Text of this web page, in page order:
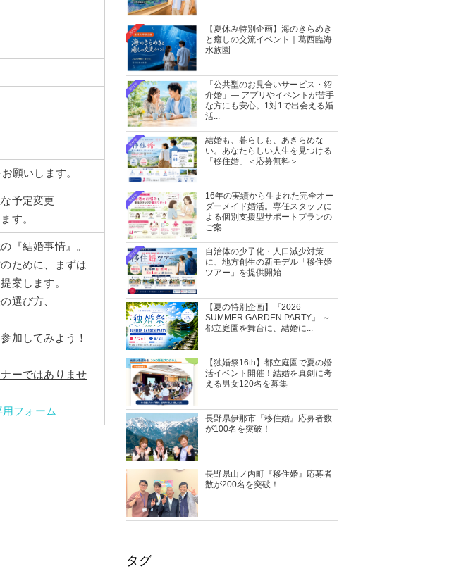
願いします。
予定変更
す。
『結婚事情』。
ために、まずは
案します。
選び方、
加してみよう！
ーではありませ
フォーム
【夏休み特別企画】海のきらめき
と癒しの交流イベント｜葛西臨海
水族園
「公共型のお見合いサービス・紹
介婚」― アプリやイベントが苦手
な方にも安心。1対1で出会える婚
活...
結婚も、暮らしも、あきらめな
い。あなたらしい人生を見つける
「移住婚」＜応募無料＞
16年の実績から生まれた完全オー
ダーメイド婚活。専任スタッフに
よる個別支援型サポートプランの
ご案...
自治体の少子化・人口減少対策
に、地方創生の新モデル「移住婚
ツアー」を提供開始
【夏の特別企画】『2026
SUMMER GARDEN PARTY』 ～
都立庭園を舞台に、結婚に...
【独婚祭16th】都立庭園で夏の婚
活イベント開催！結婚を真剣に考
える男女120名を募集
長野県伊那市『移住婚』応募者数
が100名を突破！
長野県山ノ内町『移住婚』応募者
数が200名を突破！
タグ